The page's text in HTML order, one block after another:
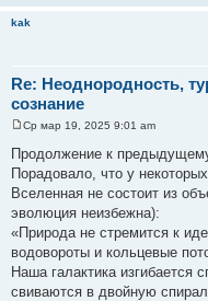
kak
Re: Неоднородность,
сознание
о
б
е
н
и
е
Ср мар 19, 2025 9:01 am
Продолжение к
Порадовало, что у
Вселенная не состоит из
эволюция неизбежна):
«Природа не стремится к
водовороты и кольцевые
Наша галактика изгибается
свиваются в двойную